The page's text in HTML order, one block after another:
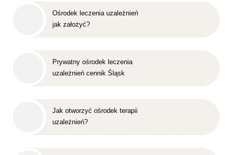
Ośrodek leczenia uzależnień
jak założyć?
Prywatny ośrodek leczenia
uzależnień cennik Śląsk
Jak otworzyć ośrodek terapii
uzależnień?